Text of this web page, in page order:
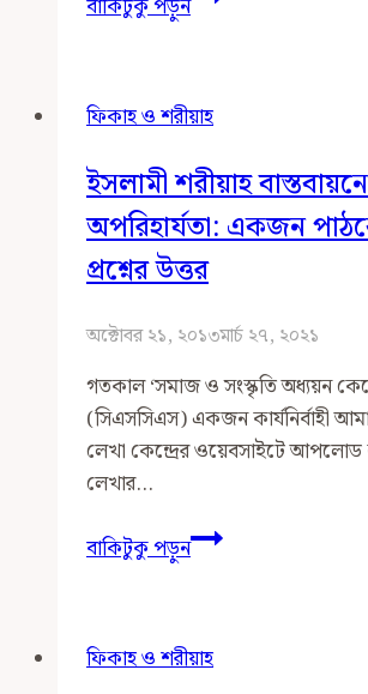
বাকিটুকু পড়ুন
না
ধর্মীয়
সীমাবদ্ধতাজনিত
সমস্যা
প্রসংগে
ফিকাহ ও শরীয়াহ
ইসলামী শরীয়াহ
অপরিহার্যতা: একজন
প্রশ্নের উত্তর
অক্টোবর ২১, ২০১৩মার্চ ২৭, ২০২১
গতকাল ‘সমাজ ও সংস্কৃতি অধ্যয়ন
(সিএসসিএস) একজন কার্যনির্বাহী
লেখা কেন্দ্রের ওয়েবসাইটে
লেখার…
বাকিটুকু পড়ুনইসলামী
শরীয়াহ
অপরিহার্যতা:
ফিকাহ ও শরীয়াহ